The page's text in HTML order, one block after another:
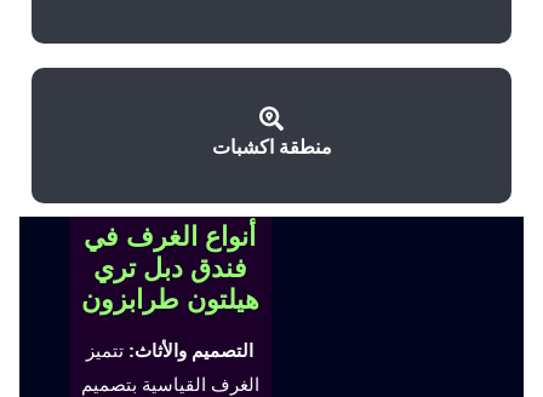
منطقة اكشبات
أنواع الغرف في
فندق دبل تري
هيلتون طرابزون
التصميم والأثاث: تتميز
الغرف القياسية بتصميم